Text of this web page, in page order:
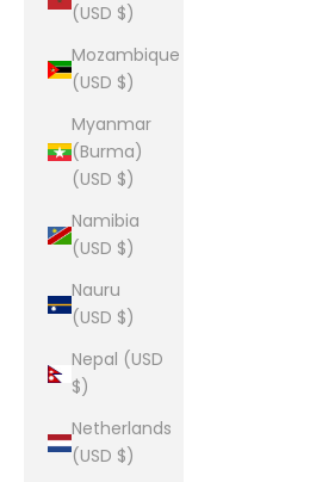
(USD $)
Mozambique
(USD $)
Myanmar
(Burma)
(USD $)
Namibia
(USD $)
Nauru
(USD $)
Nepal (USD
$)
Netherlands
(USD $)